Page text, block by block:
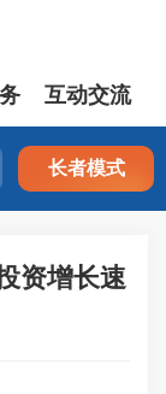
互动交流
长者模式
资增长速